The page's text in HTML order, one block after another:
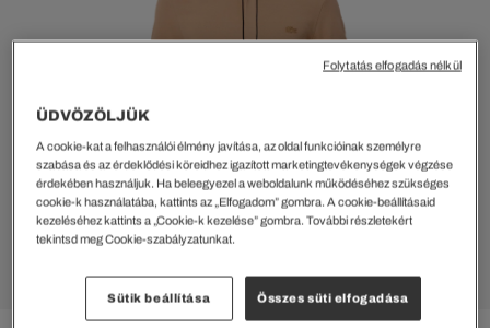
ÜDVÖZÖLJÜK
A cookie-kat a felhasználói élmény javítása, az oldal funkcióinak személyre
szabása és az érdeklődési köreidhez igazított marketingtevékenységek végzése
érdekében használjuk. Ha beleegyezel a weboldalunk működéséhez szükséges
cookie-k használatába, kattints az „Elfogadom” gombra. A cookie-beállításaid
kezeléséhez kattints a „Cookie-k kezelése” gombra. További részletekért
tekintsd meg Cookie-szabályzatunkat.
Sütik beállítása Összes süti elfogadása
Folytatás elfogadás nélkül